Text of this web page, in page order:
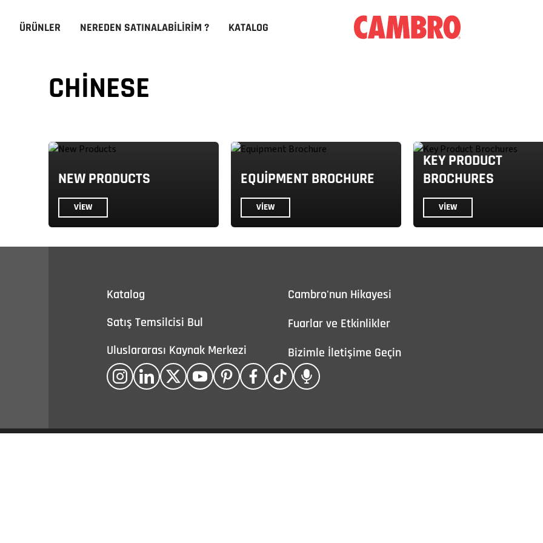
ÜRÜNLER NEREDEN SATINALABILIRIM ? KATALOG
CHINESE
NEW PRODUCTS
VIEW
EQUIPMENT BROCHURE
VIEW
KEY PRODUCT
BROCHURES
VIEW
Katalog
Satış Temsilcisi Bul
Uluslararası Kaynak Merkezi
Cambro'nun Hikayesi
Fuarlar ve Etkinlikler
Bizimle İletişime Geçin